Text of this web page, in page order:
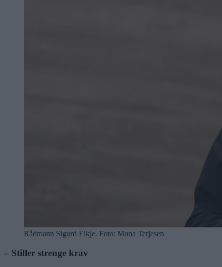
Rådmann Sigurd Eikje. Foto: Mona Terjesen
– Stiller strenge krav